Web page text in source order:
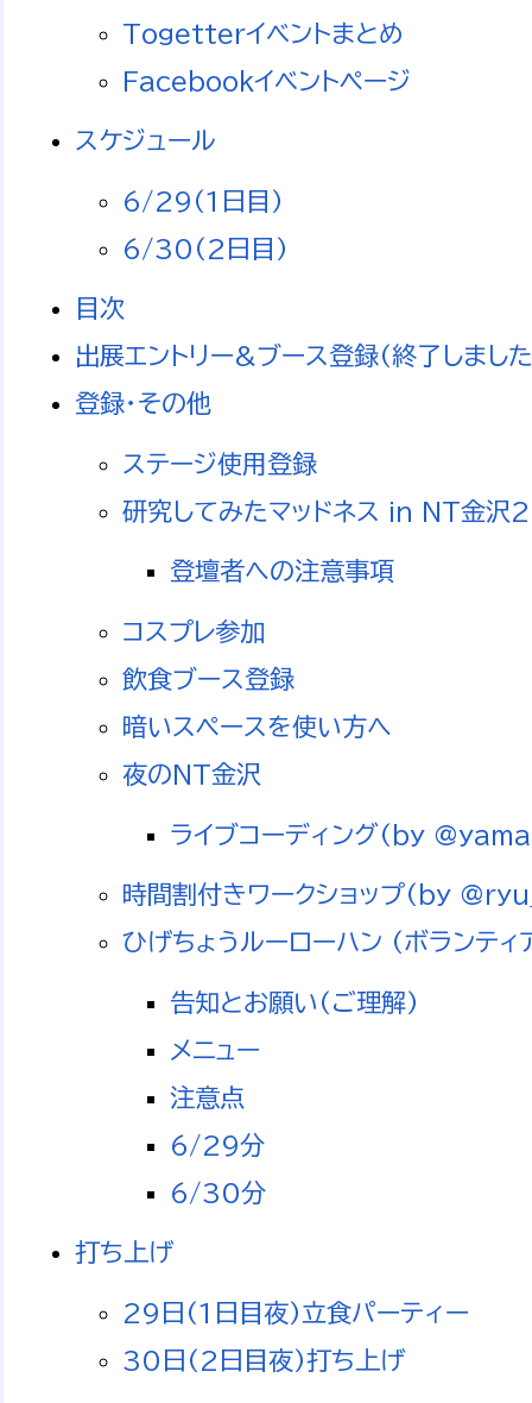
Togetterイベントまとめ
Facebookイベントページ
スケジュール
6/29(1日目)
6/30(2日目)
目次
出展エントリー&ブース登録(終了しまし
登録・その他
ステージ使用登録
研究してみたマッドネス in NT
登壇者への注意事項
コスプレ参加
飲食ブース登録
暗いスペースを使い方へ
夜のNT金沢
ライブコーディング(by
時間割付きワークショップ(by
ひげちょうルーローハン (ボランティ
告知とお願い(ご理解)
メニュー
注意点
6/29分
6/30分
打ち上げ
29日(1日目夜)立食パーティー
30日(2日目夜)打ち上げ